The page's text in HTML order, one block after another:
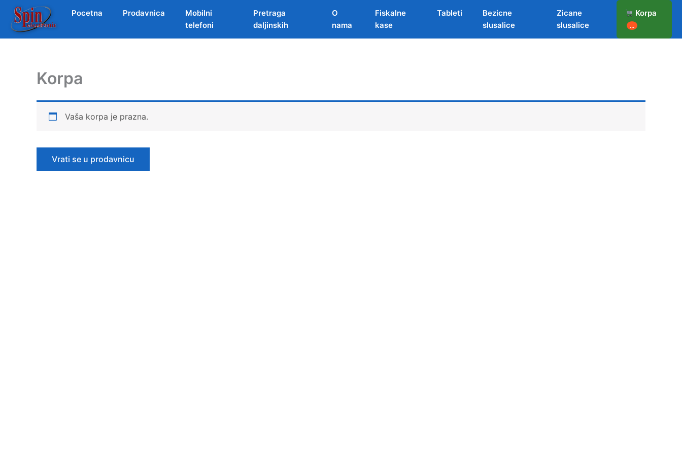
Pocetna Prodavnica
Mobilni
telefoni
Pretraga
daljinskih
O
nama
Fiskalne
kase
Tableti
Bezicne
slusalice
Zicane
slusalice
Korpa
...
Korpa
Vaša korpa je prazna.
Vrati se u prodavnicu